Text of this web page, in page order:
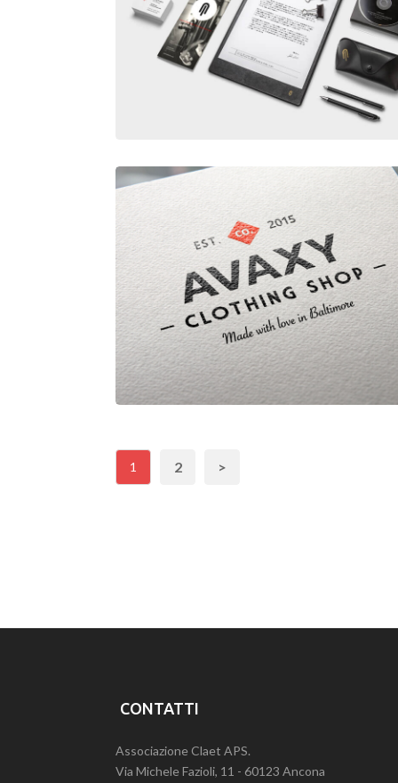
IDENTITY MOCKUP VOL.10
1 2 >
CONTATTI
Associazione Claet APS.
Via Michele Fazioli, 11 - 60123 Ancona